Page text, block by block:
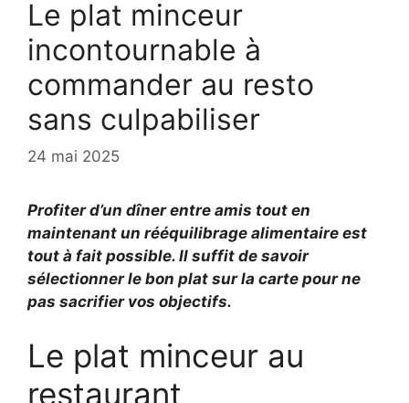
Le plat minceur
incontournable à
commander au resto
sans culpabiliser
24 mai 2025
Profiter d’un dîner entre amis tout en
maintenant un rééquilibrage alimentaire est
tout à fait possible. Il suffit de savoir
sélectionnerle bon plat sur la carte pour ne
pas sacrifier vos objectifs.
Le plat minceur au
restaurant